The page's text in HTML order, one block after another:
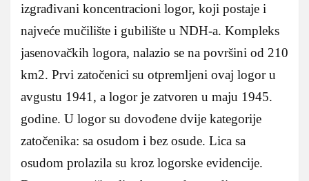
izgrađivani koncentracioni logor, koji postaje i
najveće mučilište i gubilište u NDH-a. Kompleks
jasenovačkih logora, nalazio se na površini od 210
km2. Prvi zatočenici su otpremljeni ovaj logor u
avgustu 1941, a logor je zatvoren u maju 1945.
godine. U logor su dovođene dvije kategorije
zatočenika: sa osudom i bez osude. Lica sa
osudom prolazila su kroz logorske evidencije.